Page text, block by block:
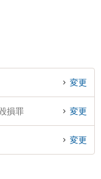
変更
損罪 変更
変更